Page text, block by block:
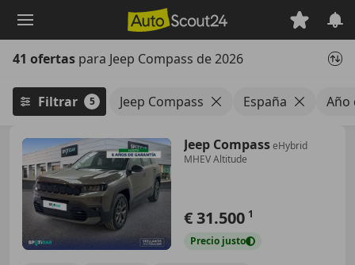
principal
41 ofertas para Jeep Compass de 2026
Filtrar 5 Jeep Compass España Año
Jeep CompasseHybrid
MHEV Altitude
€ 31.500 1
Precio justo